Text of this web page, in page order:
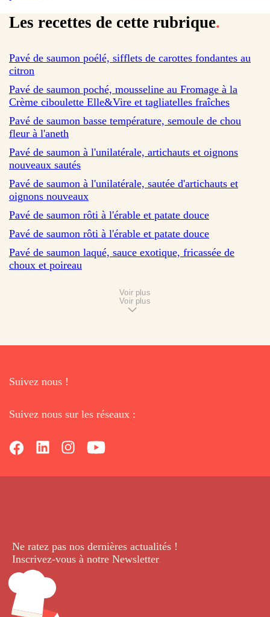
Les recettes de cette rubrique.
Pavé de saumon poélé, sifflets de carottes fondantes au
citron
sur 175 avis
Pavé de saumon poché, mousseline au Fromage à la
Crème ciboulette Elle&Vire et tagliatelles fraîches
Pavé de saumon basse température, semoule de chou
fleur à l'aneth
Pavé de saumon à l'unilatérale, artichauts et oignons
nouveaux sautés
Pavé de saumon à l'unilatérale, sautée d'artichauts et
oignons nouveaux
Pavé de saumon rôti à l'érable et patate douce
Pavé de saumon rôti à l'érable et patate douce
Pavé de saumon laqué, sauce exotique, fricassée de
choux et poireau
Voir plus
Voir plus
Suivez nous !
Suivez nous sur les réseaux :
Ne ratez pas nos dernières actualités !
Inscrivez-vous à notre Newsletter.